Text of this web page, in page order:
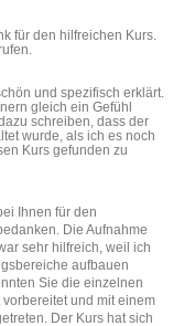
für den hilfreichen Kurs.
und spezifisch erklärt.
gleich ein Gefühl
schreiben, dass der
wurde, als ich es noch
Kurs gefunden zu
Ihnen für den
Die Aufnahme
sehr hilfreich, weil ich
aufbauen
Sie die einzelnen
und mit einem
Der Kurs hat sich